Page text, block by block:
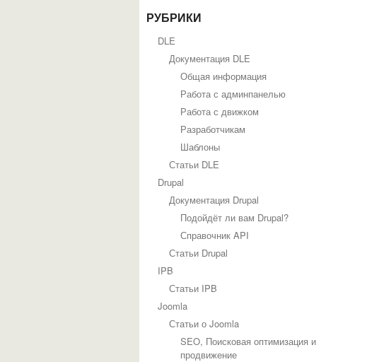
РУБРИКИ
DLE
Документация DLE
Общая информация
Работа с админпанелью
Работа с движком
Разработчикам
Шаблоны
Статьи DLE
Drupal
Документация Drupal
Подойдёт ли вам Drupal?
Справочник API
Статьи Drupal
IPB
Статьи IPB
Joomla
Статьи о Joomla
SEO, Поисковая оптимизация и
продвижение